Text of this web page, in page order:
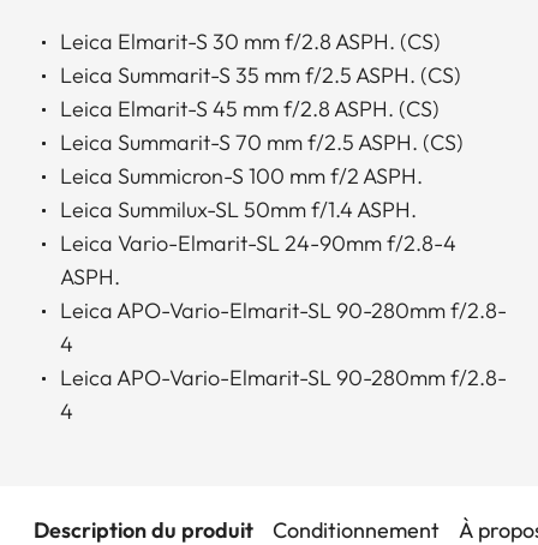
Leica Elmarit-S 30 mm f/2.8 ASPH. (CS)
Leica Summarit-S 35 mm f/2.5 ASPH. (CS)
Leica Elmarit-S 45 mm f/2.8 ASPH. (CS)
Leica Summarit-S 70 mm f/2.5 ASPH. (CS)
Leica Summicron-S 100 mm f/2 ASPH.
Leica Summilux-SL 50mm f/1.4 ASPH.
Leica Vario-Elmarit-SL 24-90mm f/2.8-4
ASPH.
Leica APO-Vario-Elmarit-SL 90-280mm f/2.8-
4
Leica APO-Vario-Elmarit-SL 90-280mm f/2.8-
4
Description du produit Conditionnement À